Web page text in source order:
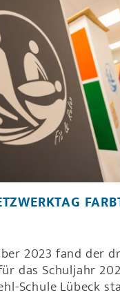
2023 fand der
das Schuljahr
Schule Lübeck